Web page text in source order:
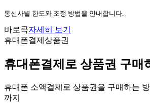
통신사별 한도와 조정 방법을 안내합니다.
바로콕자세히 보기
휴대폰결제상품권
휴대폰결제로 상품권 구매
휴대폰 소액결제로 상품권을 구매하는
까지